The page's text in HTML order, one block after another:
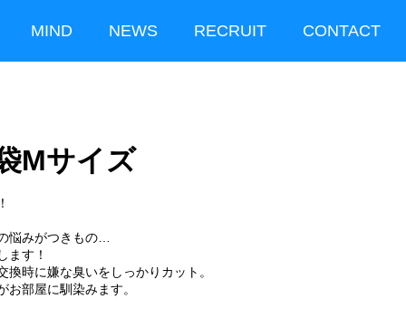
MIND NEWS RECRUIT CONTACT
Mサイズ
悩みがつきもの…
ます！
換時に嫌な臭いをしっかりカット。
お部屋に馴染みます。